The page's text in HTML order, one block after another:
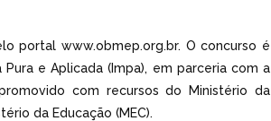
portal www.obmep.org.br. O concurso é
e Aplicada (Impa), em parceria com a
com recursos do Ministério da
da Educação (MEC).